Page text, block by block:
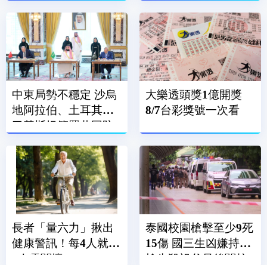
中東局勢不穩定 沙烏
地阿拉伯、土耳其、
巴基斯坦簽署共同防
大樂透頭獎1億開獎
8/7台彩獎號一次看
長者「量六力」揪出
健康警訊！每4人就有
1人需關懷
泰國校園槍擊至少9死
15傷 國三生凶嫌持手
槍先殺祖父母後闖校